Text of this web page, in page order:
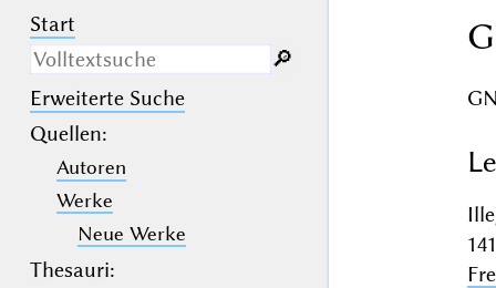
Start
Nur in Beschreibungs­texten
suchen
(der Unterstrich) ist Platzhalter für
genau ein Zeichen.
(das Prozentzeichen) ist Platzhalter
für kein, ein oder mehr als ein
Zeichen.
🔎︎
Erweiterte Suche
Quellen:
Autoren
Werke
Neue Werke
Thesauri: